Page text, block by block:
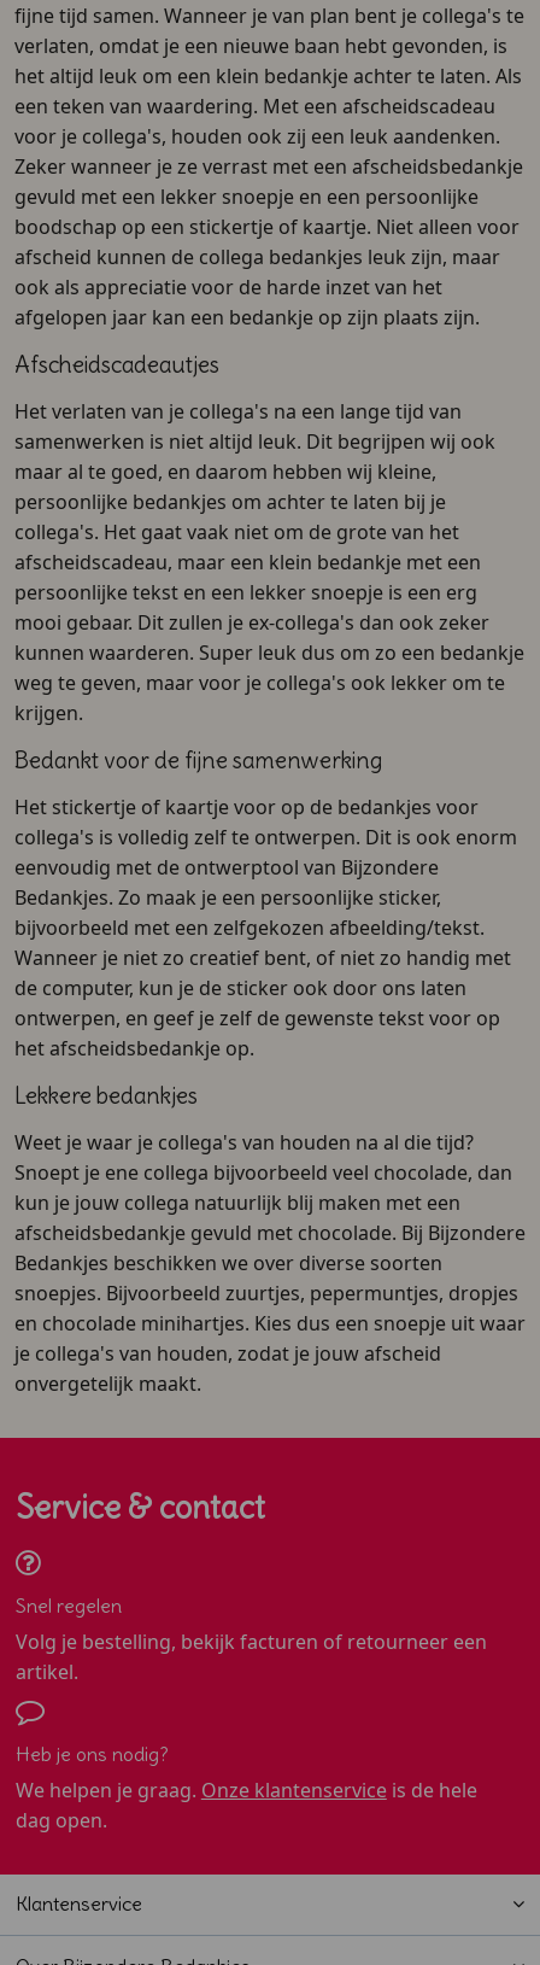
fijne tijd samen. Wanneer je van plan bent je collega's te
verlaten, omdat je een nieuwe baan hebt gevonden, is
het altijd leuk om een klein bedankje achter te laten. Als
een teken van waardering. Met een afscheidscadeau
voor je collega's, houden ook zij een leuk aandenken.
Zeker wanneer je ze verrast met een afscheidsbedankje
gevuld met een lekker snoepje en een persoonlijke
boodschap op een stickertje of kaartje. Niet alleen voor
afscheid kunnen de collega bedankjes leuk zijn, maar
ook als appreciatie voor de harde inzet van het
afgelopen jaar kan een bedankje op zijn plaats zijn.
Afscheidscadeautjes
Het verlaten van je collega's na een lange tijd van
samenwerken is niet altijd leuk. Dit begrijpen wij ook
maar al te goed, en daarom hebben wij kleine,
persoonlijke bedankjes om achter te laten bij je
collega's. Het gaat vaak niet om de grote van het
afscheidscadeau, maar een klein bedankje met een
persoonlijke tekst en een lekker snoepje is een erg
mooi gebaar. Dit zullen je ex-collega's dan ook zeker
kunnen waarderen. Super leuk dus om zo een bedankje
weg te geven, maar voor je collega's ook lekker om te
krijgen.
Bedankt voor de fijne samenwerking
Het stickertje of kaartje voor op de bedankjes voor
collega's is volledig zelf te ontwerpen. Dit is ook enorm
eenvoudig met de ontwerptool van Bijzondere
Bedankjes. Zo maak je een persoonlijke sticker,
bijvoorbeeld met een zelfgekozen afbeelding/tekst.
Wanneer je niet zo creatief bent, of niet zo handig met
de computer, kun je de sticker ook door ons laten
ontwerpen, en geef je zelf de gewenste tekst voor op
het afscheidsbedankje op.
Lekkere bedankjes
Weet je waar je collega's van houden na al die tijd?
Snoept je ene collega bijvoorbeeld veel chocolade, dan
kun je jouw collega natuurlijk blij maken met een
afscheidsbedankje gevuld met chocolade. Bij Bijzondere
Bedankjes beschikken we over diverse soorten
snoepjes. Bijvoorbeeld zuurtjes, pepermuntjes, dropjes
en chocolade minihartjes. Kies dus een snoepje uit waar
je collega's van houden, zodat je jouw afscheid
onvergetelijk maakt.
Service & contact
Snel regelen
Volg je bestelling, bekijk facturen of retourneer een
artikel.
Heb je ons nodig?
We helpen je graag. Onze klantenserviceis de hele
dag open.
Klantenservice